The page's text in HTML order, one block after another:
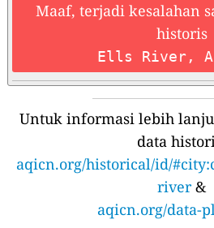
Maaf, terjadi kesalahan
historis
Ells River,
Untuk informasi lebih
data
aqicn.org/historical/id/
river&
aqicn.org/data-